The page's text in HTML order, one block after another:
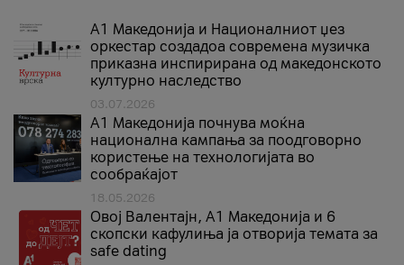
А1 Македонија и Националниот џез
оркестар создадоа современа музичка
приказна инспирирана од македонското
културно наследство
03.07.2026
A1 Македонија почнува моќна
национална кампања за поодговорно
користење на технологијата во
сообраќајот
18.05.2026
Овој Валентајн, A1 Македонија и 6
скопски кафулиња ја отворија темата за
safe dating